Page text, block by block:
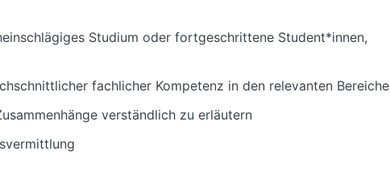
Studium oder fortgeschrittene Student*innen,
fachlicher Kompetenz in den relevanten
verständlich zu erläutern